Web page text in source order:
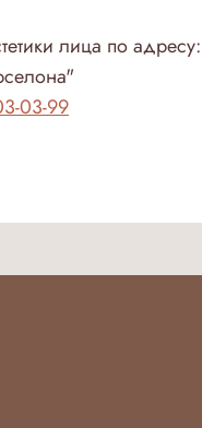
лица по адресу:
03-99